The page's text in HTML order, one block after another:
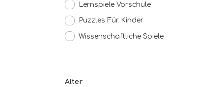
Lernspiele Vorschule
Puzzles Für Kinder
Wissenschaftliche Spiele
Alter